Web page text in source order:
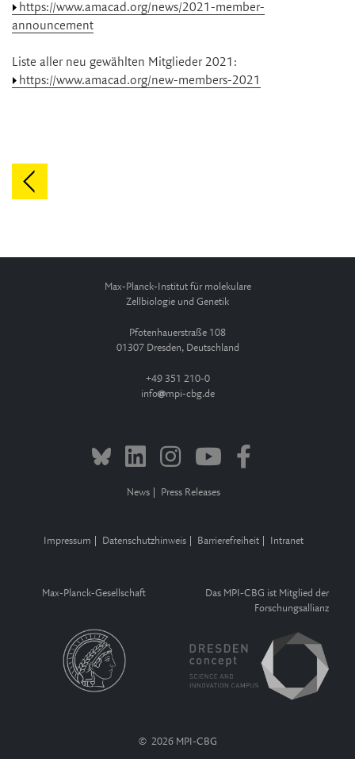
https://www.amacad.org/news/2021-member-
announcement
Liste aller neu gewählten Mitglieder 2021:
https://www.amacad.org/new-members-2021
Max-Planck-Institut für molekulare
Zellbiologie und Genetik
Pfotenhauerstraße 108
01307 Dresden, Deutschland
+49 351 210-0
info
mpi-cbg.de
News Press Releases
Impressum Datenschutzhinweis Barrierefreiheit Intranet
Max-Planck-Gesellschaft
Das MPI-CBG ist Mitglied der
Forschungsallianz
© 2026 MPI-CBG